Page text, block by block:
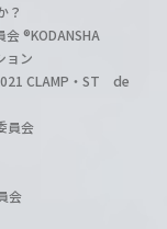
？
®KODANSHA
ョン
CLAMP・ST de
員会
会